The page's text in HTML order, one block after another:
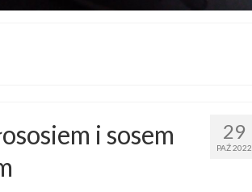
29
PAŹ 2022
i sosem